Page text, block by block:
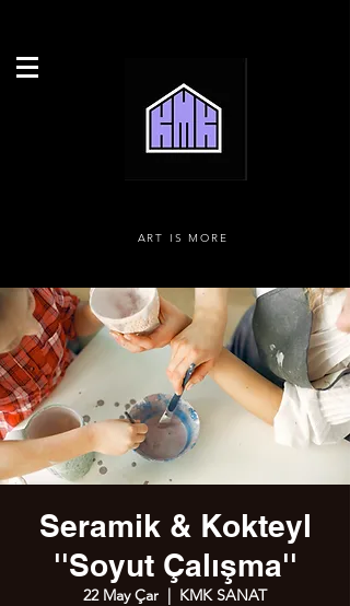
ART IS MORE
Seramik & Kokteyl
''Soyut Çalışma''
22 May Çar
  |
KMK SANAT